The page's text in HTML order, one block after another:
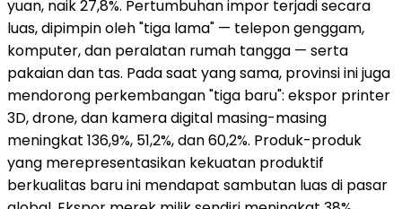
yuan, naik 27,8%. Pertumbuhan impor terjadi secara
luas, dipimpin oleh "tiga lama" — telepon genggam,
komputer, dan peralatan rumah tangga — serta
pakaian dan tas. Pada saat yang sama, provinsi ini juga
mendorong perkembangan "tiga baru": ekspor printer
3D, drone, dan kamera digital masing-masing
meningkat 136,9%, 51,2%, dan 60,2%. Produk-produk
yang merepresentasikan kekuatan produktif
berkualitas baru ini mendapat sambutan luas di pasar